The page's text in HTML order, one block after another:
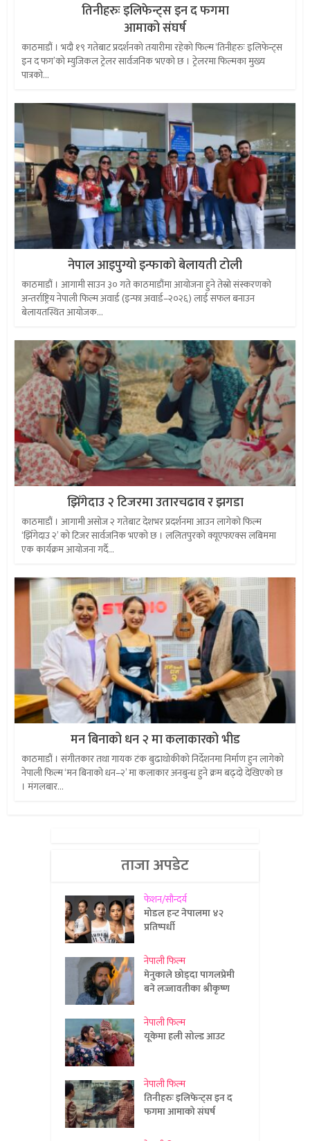
तिनीहरुः इलिफेन्ट्स इन द फगमा
आमाको संघर्ष
काठमाडौं । भदौ १९ गतेबाट प्रदर्शनको तयारीमा रहेको फिल्म ‘तिनीहरुः इलिफेन्ट्स
इन द फग’को म्युजिकल ट्रेलर सार्वजनिक भएको छ । ट्रेलरमा फिल्मका मुख्य
पात्रको...
नेपाल आइपुग्यो इन्फाको बेलायती टोली
काठमाडौं । आगामी साउन ३० गते काठमाडौंमा आयोजना हुने तेस्रो संस्करणको
अन्तर्राष्ट्रिय नेपाली फिल्म अवार्ड (इन्फा अवार्ड–२०२६) लाई सफल बनाउन
बेलायतस्थित आयोजक...
झिँगेदाउ २ टिजरमा उतारचढाव र झगडा
काठमाडौं । आगामी असोज २ गतेबाट देशभर प्रदर्शनमा आउन लागेको फिल्म
‘झिँगेदाउ २’ को टिजर सार्वजनिक भएको छ । ललितपुरको क्यूएफएक्स लबिममा
एक कार्यक्रम आयोजना गर्दै...
मन बिनाको धन २ मा कलाकारको भीड
काठमाडौं । संगीतकार तथा गायक टंक बुढाथोकीको निर्देशनमा निर्माण हुन लागेको
नेपाली फिल्म ‘मन बिनाको धन–२’ मा कलाकार अनबुन्ध हुने क्रम बढ्दो देखिएको छ
। मंगलबार...
ताजा अपडेट
फेशन/सौन्दर्य
मोडल हन्ट नेपालमा ४२
प्रतिष्पर्धी
नेपाली फिल्म
मेनुकाले छोड्दा पागलप्रेमी
बने लज्जावतीका श्रीकृष्ण
नेपाली फिल्म
यूकेमा हली सोल्ड आउट
नेपाली फिल्म
तिनीहरुः इलिफेन्ट्स इन द
फगमा आमाको संघर्ष